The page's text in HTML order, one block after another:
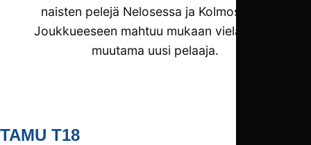
naisten pelejä Nelosessa ja Kolmosessa.
Joukkueeseen mahtuu mukaan vielä myös
muutama uusi pelaaja.
TAMU T18